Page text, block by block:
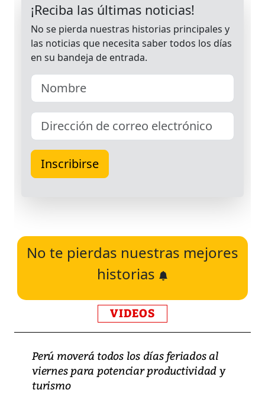
No te pierdas nuestras mejores
historias
VIDEOS
Perú moverá todos los días feriados al
viernes para potenciar productividad y
turismo